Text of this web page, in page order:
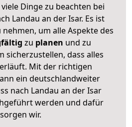
Dinge zu beachten bei
Landau an der Isar. Es ist
um alle Aspekte des
zu planen und zu
sicherzustellen, dass alles
Mit der richtigen
ein deutschlandweiter
nach Landau an der Isar
werden und dafür
sorgen wir.